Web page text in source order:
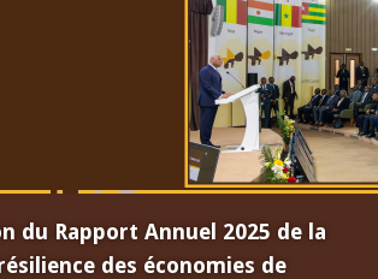
du Rapport Annuel 2025 de la
des économies de